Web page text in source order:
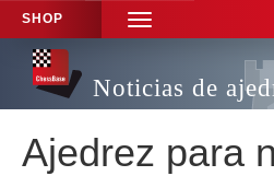
SHOP
TOGGLE
NAVIGATION
Noticias de
Ajedrez para